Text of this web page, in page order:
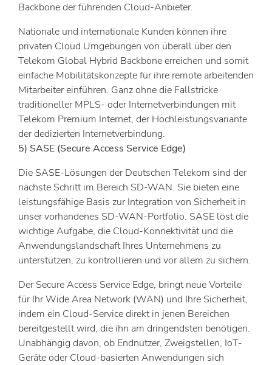
Backbone der führenden Cloud-Anbieter.
Nationale und internationale Kunden können ihre
privaten Cloud Umgebungen von überall über den
Telekom Global Hybrid Backbone erreichen und somit
einfache Mobilitätskonzepte für ihre remote arbeitenden
Mitarbeiter einführen. Ganz ohne die Fallstricke
traditioneller MPLS- oder Internetverbindungen mit
Telekom Premium Internet, der Hochleistungsvariante
der dedizierten Internetverbindung.
5) SASE (Secure Access Service Edge)
Die SASE-Lösungen der Deutschen Telekom sind der
nächste Schritt im Bereich SD-WAN. Sie bieten eine
leistungsfähige Basis zur Integration von Sicherheit in
unser vorhandenes SD-WAN-Portfolio. SASE löst die
wichtige Aufgabe, die Cloud-Konnektivität und die
Anwendungslandschaft Ihres Unternehmens zu
unterstützen, zu kontrollieren und vor allem zu sichern.
Der Secure Access Service Edge, bringt neue Vorteile
für Ihr Wide Area Network (WAN) und Ihre Sicherheit,
indem ein Cloud-Service direkt in jenen Bereichen
bereitgestellt wird, die ihn am dringendsten benötigen.
Unabhängig davon, ob Endnutzer, Zweigstellen, IoT-
Geräte oder Cloud-basierten Anwendungen sich